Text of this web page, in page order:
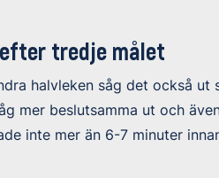
tredje målet
halvleken såg det också ut
mer beslutsamma ut och
inte mer än 6-7 minuter